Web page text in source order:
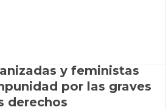
y feministas
por las graves
derechos